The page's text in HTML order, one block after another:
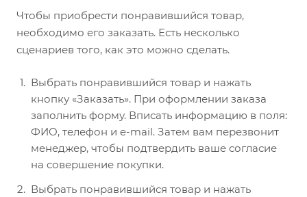
Чтобы приобрести понравившийся товар,
необходимо его заказать. Есть несколько
сценариев того, как это можно сделать.
Выбрать понравившийся товар и нажать
кнопку «Заказать». При оформлении заказа
заполнить форму. Вписать информацию в поля:
ФИО, телефон и e-mail. Затем вам перезвонит
менеджер, чтобы подтвердить ваше согласие
на совершение покупки.
Выбрать понравившийся товар и нажать